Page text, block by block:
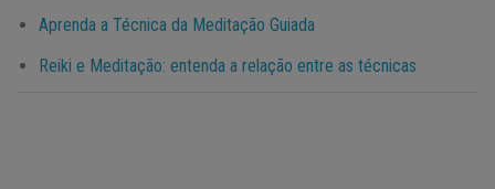
Aprenda a Técnica da Meditação Guiada
Reiki e Meditação: entenda a relação entre as técnicas